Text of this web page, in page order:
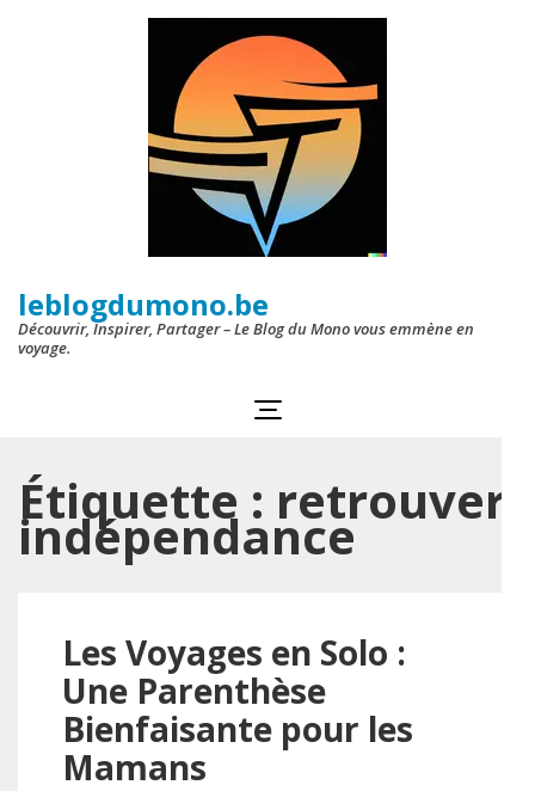
leblogdumono.be
Découvrir, Inspirer, Partager – Le Blog du Mono vous emmène en
voyage.
Étiquette : retrouver
indépendance
Les Voyages en Solo :
Une Parenthèse
Bienfaisante pour les
Mamans